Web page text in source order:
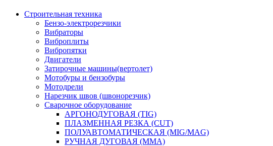
Строительная техника
Бензо-электрорезчики
Вибраторы
Виброплиты
Вибропятки
Двигатели
Затирочные машины(вертолет)
Мотобуры и бензобуры
Мотодрели
Нарезчик швов (швонорезчик)
Сварочное оборудование
АРГОНОДУГОВАЯ (TIG)
ПЛАЗМЕННАЯ РЕЗКА (CUT)
ПОЛУАВТОМАТИЧЕСКАЯ (MIG/MAG)
РУЧНАЯ ДУГОВАЯ (MMA)